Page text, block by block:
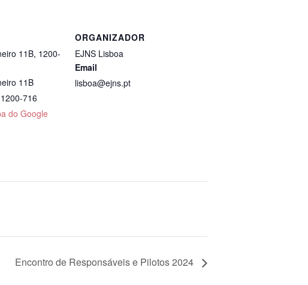
11B, 1200-
11B
1200-716
do Google
ORGANIZADOR
EJNS Lisboa
Email
lisboa@ejns.pt
Encontro de Responsáveis e Pilotos 2024